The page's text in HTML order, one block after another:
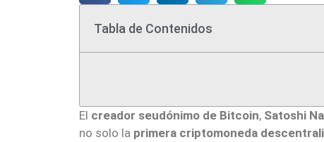
Tabla de Contenidos
El creador seudónimo de Bitcoin, Satoshi
no solo la primera criptomoneda